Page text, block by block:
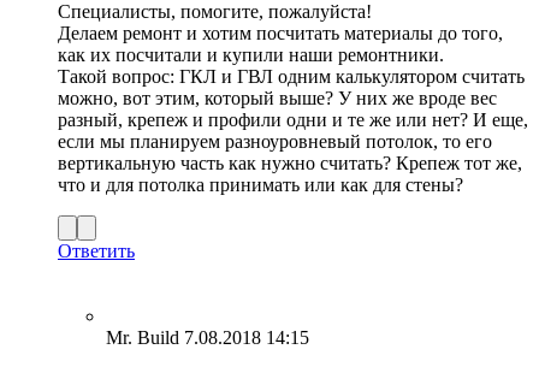
Специалисты, помогите, пожалуйста!
Делаем ремонт и хотим посчитать материалы до того,
как их посчитали и купили наши ремонтники.
Такой вопрос: ГКЛ и ГВЛ одним калькулятором считать
можно, вот этим, который выше? У них же вроде вес
разный, крепеж и профили одни и те же или нет? И еще,
если мы планируем разноуровневый потолок, то его
вертикальную часть как нужно считать? Крепеж тот же,
что и для потолка принимать или как для стены?
Ответить
Mr. Build 7.08.2018 14:15